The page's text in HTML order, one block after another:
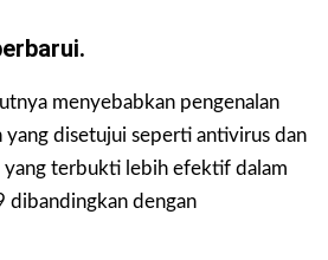
menyebabkan pengenalan
yang disetujui seperti antivirus dan
terbukti lebih efektif dalam
dibandingkan dengan